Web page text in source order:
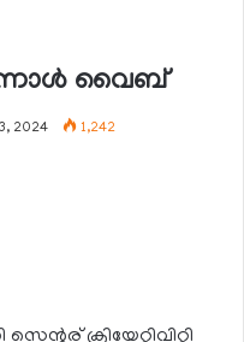
വൈബ്
2024 1,242
ക്രിയേറ്റിവിറ്റി